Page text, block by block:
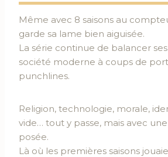
Même avec 8 saisons au
garde sa lame bien aiguisée.
La série continue de balancer
société moderne à coups de
punchlines.
Religion, technologie, morale,
vide… tout y passe, mais avec
posée.
Là où les premières saisons